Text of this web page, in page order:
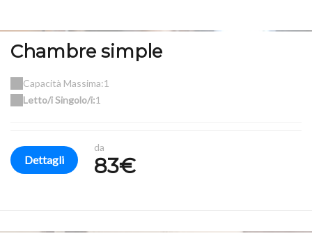
Chambre simple
Capacità Massima:1
Letto/i Singolo/i:1
Dettagli
da
83€